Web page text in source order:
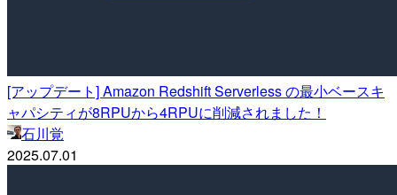
[アップデート] Amazon Redshift Serverless の最小ベースキ
ャパシティが8RPUから4RPUに削減されました！
石川覚
2025.07.01